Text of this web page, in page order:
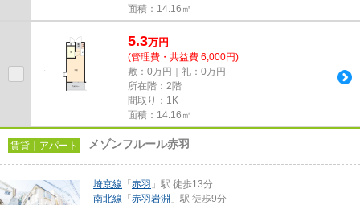
面積：14.16㎡
5.3万円
(管理費・共益費 6,000円)
敷：0万円｜礼：0万円
所在階：2階
間取り：1K
面積：14.16㎡
賃貸｜アパート メゾンフルール赤羽
埼京線 「 赤羽 」駅 徒歩13分
南北線 「 赤羽岩淵 」駅 徒歩9分